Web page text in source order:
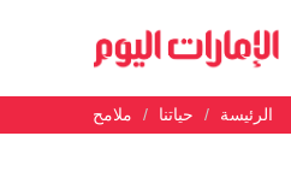
الرئيسة حياتنا ملامح